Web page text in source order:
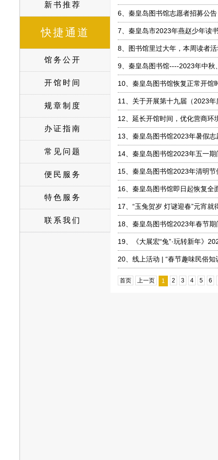
新书推荐
快捷通道
馆务公开
开馆时间
规章制度
办证指南
常见问题
便民服务
特色服务
联系我们
6、 秦皇岛图书馆志愿者招募公告
7、 秦皇岛市2023年燕赵少年读
8、 图书馆里过大年，本周读者
9、 秦皇岛图书馆----2023年中秋
10、 秦皇岛图书馆恢复正常开馆
11、 关于开展第十九届（2023
12、 延长开馆时间，优化营商环
13、 秦皇岛图书馆2023年暑假
14、 秦皇岛图书馆2023年五一期
15、 秦皇岛图书馆2023年清明
16、 秦皇岛图书馆即日起恢复全
17、 “玉兔贺岁 灯谜迎春”元宵就
18、 秦皇岛图书馆2023年春节期
19、 《大展宏“兔”·玩转新年》
20、 线上活动 | “春节趣味民俗知
首页 上一页 1 2 3 4 5 6